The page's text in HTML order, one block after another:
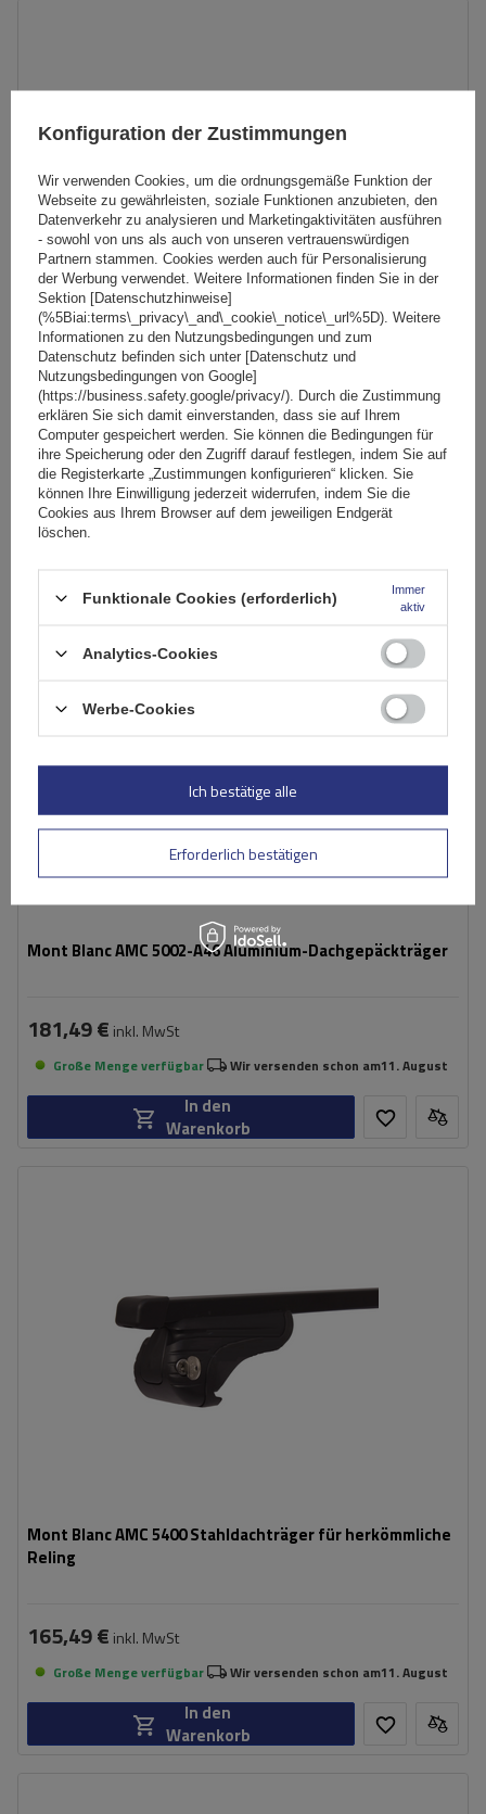
Mont Blanc AMC 5002-S46 Stahldachträger
137,29 €inkl. MwSt
Große Menge verfügbar Wir versenden schon am11. August
In den
Mont Blanc AMC 5002-A46 Aluminium-Dachgepäckträger
181,49 € inkl. MwSt
Große Menge verfügbar Wir versenden schon am11. August
In den
Warenkorb
Mont Blanc AMC 5400 Stahldachträger für herkömmliche
Reling
165,49 € inkl. MwSt
Große Menge verfügbar Wir versenden schon am11. August
In den
Warenkorb
Konfiguration der Zustimmungen
Wir verwenden Cookies, um die ordnungsgemäße Funktion der
Webseite zu gewährleisten, soziale Funktionen anzubieten, den
Datenverkehr zu analysieren und Marketingaktivitäten ausführen
- sowohl von uns als auch von unseren vertrauenswürdigen
Partnern stammen. Cookies werden auch für Personalisierung
der Werbung verwendet. Weitere Informationen finden Sie in der
Sektion [Datenschutzhinweise]
(%5Biai:terms\_privacy\_and\_cookie\_notice\_url%5D). Weitere
Informationen zu den Nutzungsbedingungen und zum
Datenschutz befinden sich unter [Datenschutz und
Nutzungsbedingungen von Google]
(https://business.safety.google/privacy/). Durch die Zustimmung
erklären Sie sich damit einverstanden, dass sie auf Ihrem
Computer gespeichert werden. Sie können die Bedingungen für
ihre Speicherung oder den Zugriff darauf festlegen, indem Sie auf
die Registerkarte „Zustimmungen konfigurieren“ klicken. Sie
können Ihre Einwilligung jederzeit widerrufen, indem Sie die
Cookies aus Ihrem Browser auf dem jeweiligen Endgerät
löschen.
Funktionale Cookies (erforderlich)
Immer
aktiv
Analytics-Cookies
Werbe-Cookies
Erforderlich bestätigen
Ich bestätige alle